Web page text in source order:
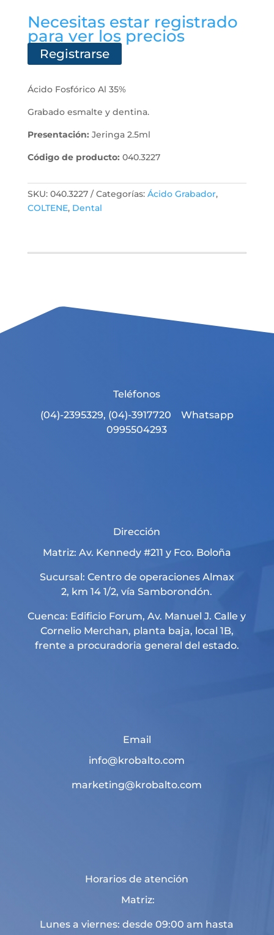
Necesitas estar registrado
para ver los precios
Registrarse
Ácido Fosfórico Al 35%
Grabado esmalte y dentina.
Presentación: Jeringa 2.5ml
Código de producto: 040.3227
SKU: 040.3227 Categorías: Ácido Grabador,
COLTENE, Dental
Teléfonos
(04)-2395329, (04)-3917720 Whatsapp
0995504293
Dirección
Matriz: Av. Kennedy #211 y Fco. Boloña
Sucursal: Centro de operaciones Almax
2, km 14 1/2, vía Samborondón.
Cuenca: Edificio Forum, Av. Manuel J. Calle y
Cornelio Merchan, planta baja, local 1B,
frente a procuradoria general del estado.
Email
info@krobalto.com
marketing@krobalto.com
Horarios de atención
Matriz:
Lunes a viernes: desde 09:00 am hasta